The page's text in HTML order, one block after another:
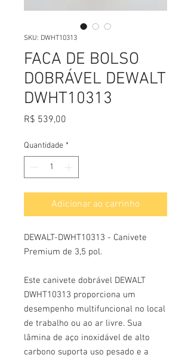
SKU: DWHT10313
FACA DE BOLSO
DOBRÁVEL DEWALT
DWHT10313
R$ 539,00
Quantidade *
Adicionar ao carrinho
DEWALT-DWHT10313 - Canivete
Premium de 3,5 pol.
Este canivete dobrável DEWALT
DWHT10313 proporciona um
desempenho multifuncional no local
de trabalho ou ao ar livre. Sua
lâmina de aço inoxidável de alto
carbono suporta uso pesado e a